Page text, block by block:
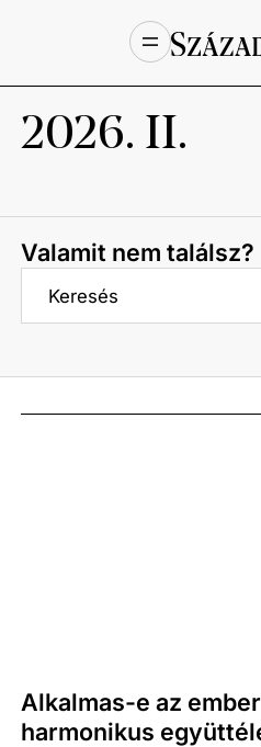
2026. II.
Valamit nem találsz?
Alkalmas-e az
harmonikus